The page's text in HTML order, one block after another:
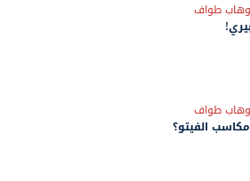
طواف
طواف
الفيتو؟